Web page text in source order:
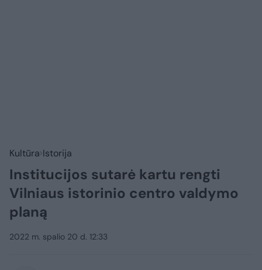
Kultūra Istorija
Institucijos sutarė kartu rengti
Vilniaus istorinio centro valdymo
planą
2022 m. spalio 20 d. 12:33